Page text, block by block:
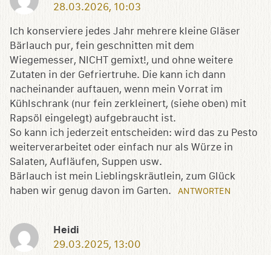
28.03.2026, 10:03
Ich konserviere jedes Jahr mehrere kleine Gläser
Bärlauch pur, fein geschnitten mit dem
Wiegemesser, NICHT gemixt!, und ohne weitere
Zutaten in der Gefriertruhe. Die kann ich dann
nacheinander auftauen, wenn mein Vorrat im
Kühlschrank (nur fein zerkleinert, (siehe oben) mit
Rapsöl eingelegt) aufgebraucht ist.
So kann ich jederzeit entscheiden: wird das zu Pesto
weiterverarbeitet oder einfach nur als Würze in
Salaten, Aufläufen, Suppen usw.
Bärlauch ist mein Lieblingskräutlein, zum Glück
haben wir genug davon im Garten.
ANTWORTEN
Heidi
29.03.2025, 13:00